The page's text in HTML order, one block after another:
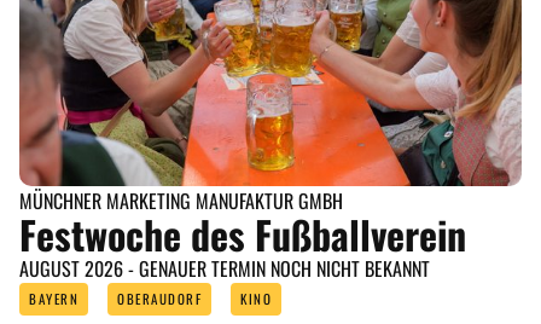
MÜNCHNER MARKETING MANUFAKTUR GMBH
Festwoche des Fußballverein
AUGUST 2026 - GENAUER TERMIN NOCH NICHT BEKANNT
BAYERN OBERAUDORF KINO